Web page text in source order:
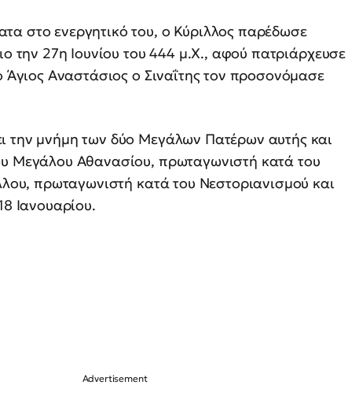
στο ενεργητικό του, ο Κύριλλος παρέδωσε
την 27η Ιουνίου του 444 μ.Χ., αφού πατριάρχευσε
Άγιος Αναστάσιος ο Σιναΐτης τον προσονόμασε
την μνήμη των δύο Μεγάλων Πατέρων αυτής και
Μεγάλου Αθανασίου, πρωταγωνιστή κατά του
πρωταγωνιστή κατά του Νεστοριανισμού και
Ιανουαρίου.